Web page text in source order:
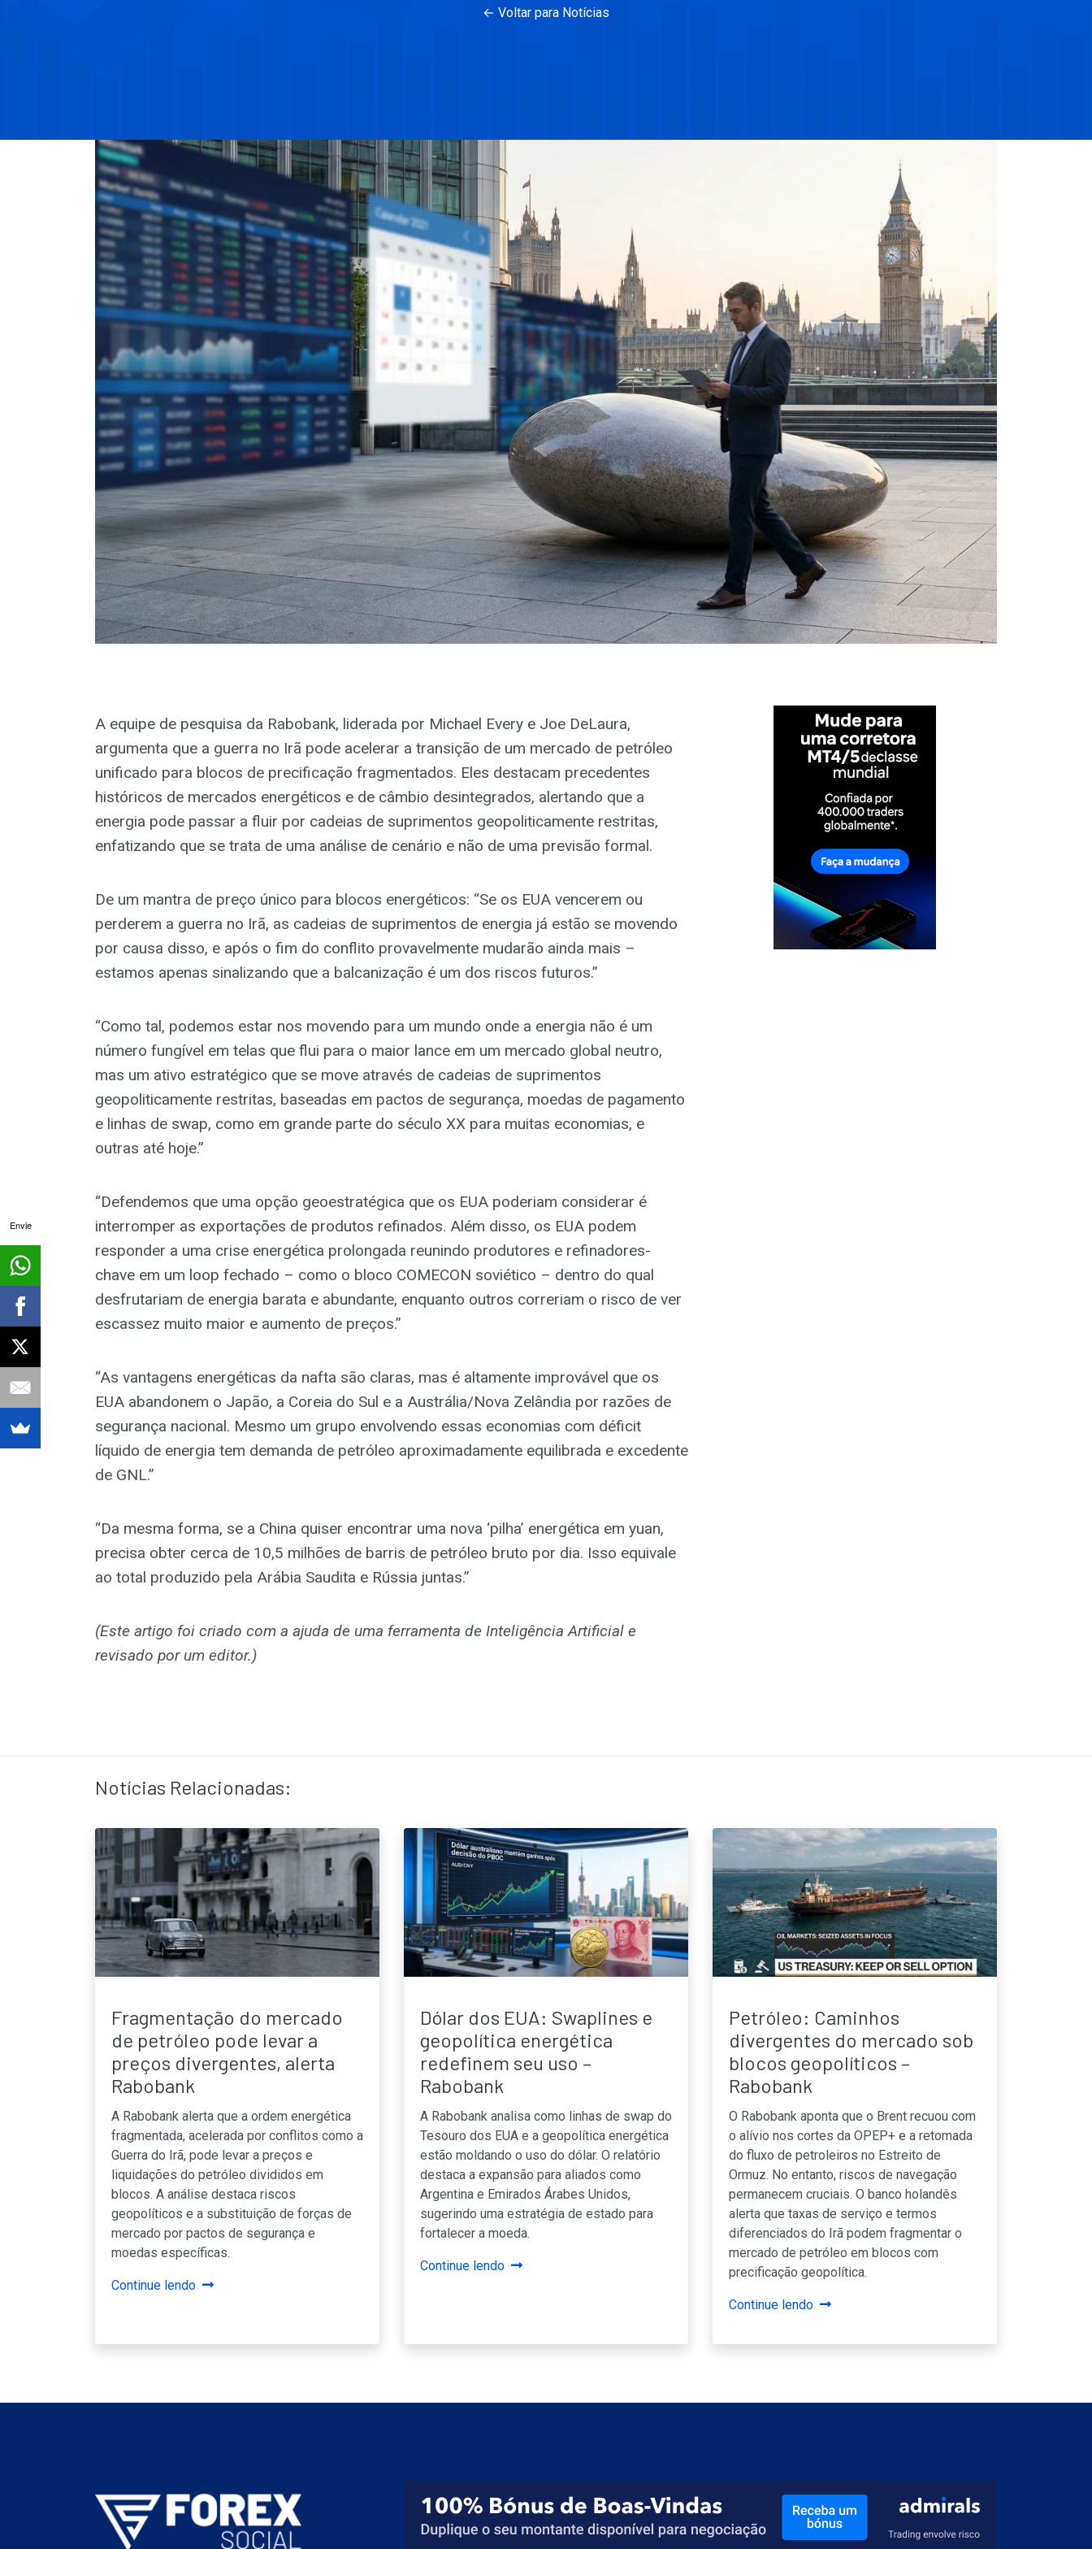
← Voltar para Notícias
A equipe de pesquisa da Rabobank, liderada por Michael Every e Joe DeLaura,
argumenta que a guerra no Irã pode acelerar a transição de um mercado de petróleo
unificado para blocos de precificação fragmentados. Eles destacam precedentes
históricos de mercados energéticos e de câmbio desintegrados, alertando que a
energia pode passar a fluir por cadeias de suprimentos geopoliticamente restritas,
enfatizando que se trata de uma análise de cenário e não de uma previsão formal.
De um mantra de preço único para blocos energéticos: “Se os EUA vencerem ou
perderem a guerra no Irã, as cadeias de suprimentos de energia já estão se movendo
por causa disso, e após o fim do conflito provavelmente mudarão ainda mais –
estamos apenas sinalizando que a balcanização é um dos riscos futuros.”
“Como tal, podemos estar nos movendo para um mundo onde a energia não é um
número fungível em telas que flui para o maior lance em um mercado global neutro,
mas um ativo estratégico que se move através de cadeias de suprimentos
geopoliticamente restritas, baseadas em pactos de segurança, moedas de pagamento
e linhas de swap, como em grande parte do século XX para muitas economias, e
outras até hoje.”
“Defendemos que uma opção geoestratégica que os EUA poderiam considerar é
interromper as exportações de produtos refinados. Além disso, os EUA podem
responder a uma crise energética prolongada reunindo produtores e refinadores-
chave em um loop fechado – como o bloco COMECON soviético – dentro do qual
desfrutariam de energia barata e abundante, enquanto outros correriam o risco de ver
escassez muito maior e aumento de preços.”
“As vantagens energéticas da nafta são claras, mas é altamente improvável que os
EUA abandonem o Japão, a Coreia do Sul e a Austrália/Nova Zelândia por razões de
segurança nacional. Mesmo um grupo envolvendo essas economias com déficit
líquido de energia tem demanda de petróleo aproximadamente equilibrada e excedente
de GNL.”
“Da mesma forma, se a China quiser encontrar uma nova ‘pilha’ energética em yuan,
precisa obter cerca de 10,5 milhões de barris de petróleo bruto por dia. Isso equivale
ao total produzido pela Arábia Saudita e Rússia juntas.”
(Este artigo foi criado com a ajuda de uma ferramenta de Inteligência Artificial e
revisado por um editor.)
Notícias Relacionadas:
Fragmentação do mercado
de petróleo pode levar a
preços divergentes, alerta
Rabobank
A Rabobank alerta que a ordem energética
fragmentada, acelerada por conflitos como a
Guerra do Irã, pode levar a preços e
liquidações do petróleo divididos em
blocos. A análise destaca riscos
geopolíticos e a substituição de forças de
mercado por pactos de segurança e
moedas específicas.
Continue lendo
Dólar dos EUA: Swaplines e
geopolítica energética
redefinem seu uso –
Rabobank
A Rabobank analisa como linhas de swap do
Tesouro dos EUA e a geopolítica energética
estão moldando o uso do dólar. O relatório
destaca a expansão para aliados como
Argentina e Emirados Árabes Unidos,
sugerindo uma estratégia de estado para
fortalecer a moeda.
Continue lendo
Petróleo: Caminhos
divergentes do mercado sob
blocos geopolíticos –
Rabobank
O Rabobank aponta que o Brent recuou com
o alívio nos cortes da OPEP+ e a retomada
do fluxo de petroleiros no Estreito de
Ormuz. No entanto, riscos de navegação
permanecem cruciais. O banco holandês
alerta que taxas de serviço e termos
diferenciados do Irã podem fragmentar o
mercado de petróleo em blocos com
precificação geopolítica.
Continue lendo
Envie